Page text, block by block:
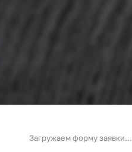
Загружаем форму заявки...